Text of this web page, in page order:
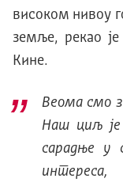
високом нивоу
земље, рекао
Кине.
Веома смо
Наш циљ је
сарадње у